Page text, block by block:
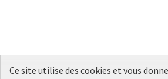
Ce site utilise des cookies et vous